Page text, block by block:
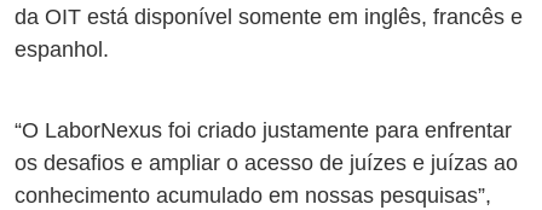
da OIT está disponível somente em inglês, francês e
espanhol.
“O LaborNexus foi criado justamente para enfrentar
os desafios e ampliar o acesso de juízes e juízas ao
conhecimento acumulado em nossas pesquisas”,